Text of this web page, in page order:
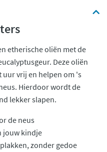
etherische oliën met de
Deze oliën
uur vrij en helpen om 's
Hierdoor wordt de
lekker slapen.
de neus
jouw kindje
zonder gedoe